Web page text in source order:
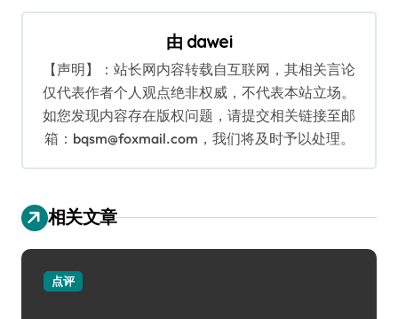
航
由 dawei
【声明】：站长网内容转载自互联网，其相关言论
仅代表作者个人观点绝非权威，不代表本站立场。
如您发现内容存在版权问题，请提交相关链接至邮
箱：bqsm@foxmail.com，我们将及时予以处理。
相关文章
点评